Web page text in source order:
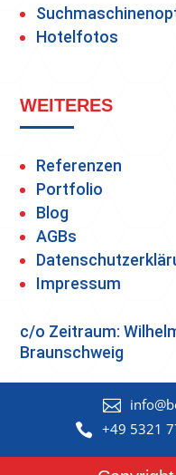
Hotelfotos
WEITERES
Referenzen
Portfolio
Blog
AGBs
Impressum
c/o Zeitraum:
Braunschweig

 +49 5321